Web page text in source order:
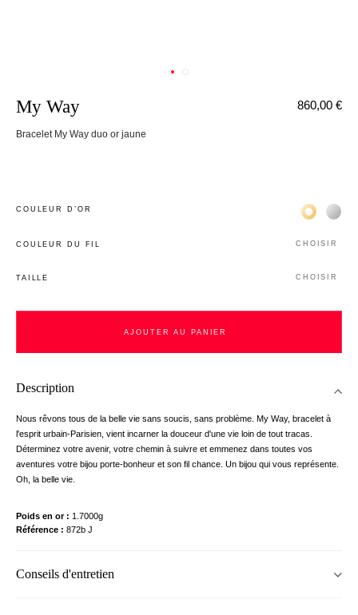
My Way
Bracelet My Way duo or jaune
860,00 €
COULEUR D’OR Жёлтое
COULEUR DU FIL CHOISIR
TAILLE CHOISIR
AJOUTER AU PANIER
Description
Nous rêvons tous de la belle vie sans soucis, sans problème. My Way, bracelet à
l'esprit urbain-Parisien, vient incarner la douceur d'une vie loin de tout tracas.
Déterminez votre avenir, votre chemin à suivre et emmenez dans toutes vos
aventures votre bijou porte-bonheur et son fil chance. Un bijou qui vous représente.
Oh, la belle vie.
Poids en or
1.7000g
Référence
872b J
Conseils d'entretien